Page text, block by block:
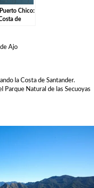
Chico:
de
Ajo
la Costa de Santander.
Parque Natural de las Secuoyas